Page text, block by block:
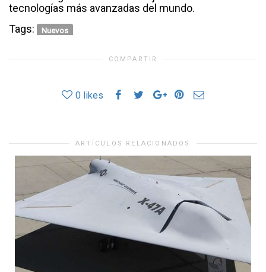
tecnologías más avanzadas del mundo.
Tags:
Nuevos
COMPARTIR
0 likes
ARTÍCULOS RELACIONADOS